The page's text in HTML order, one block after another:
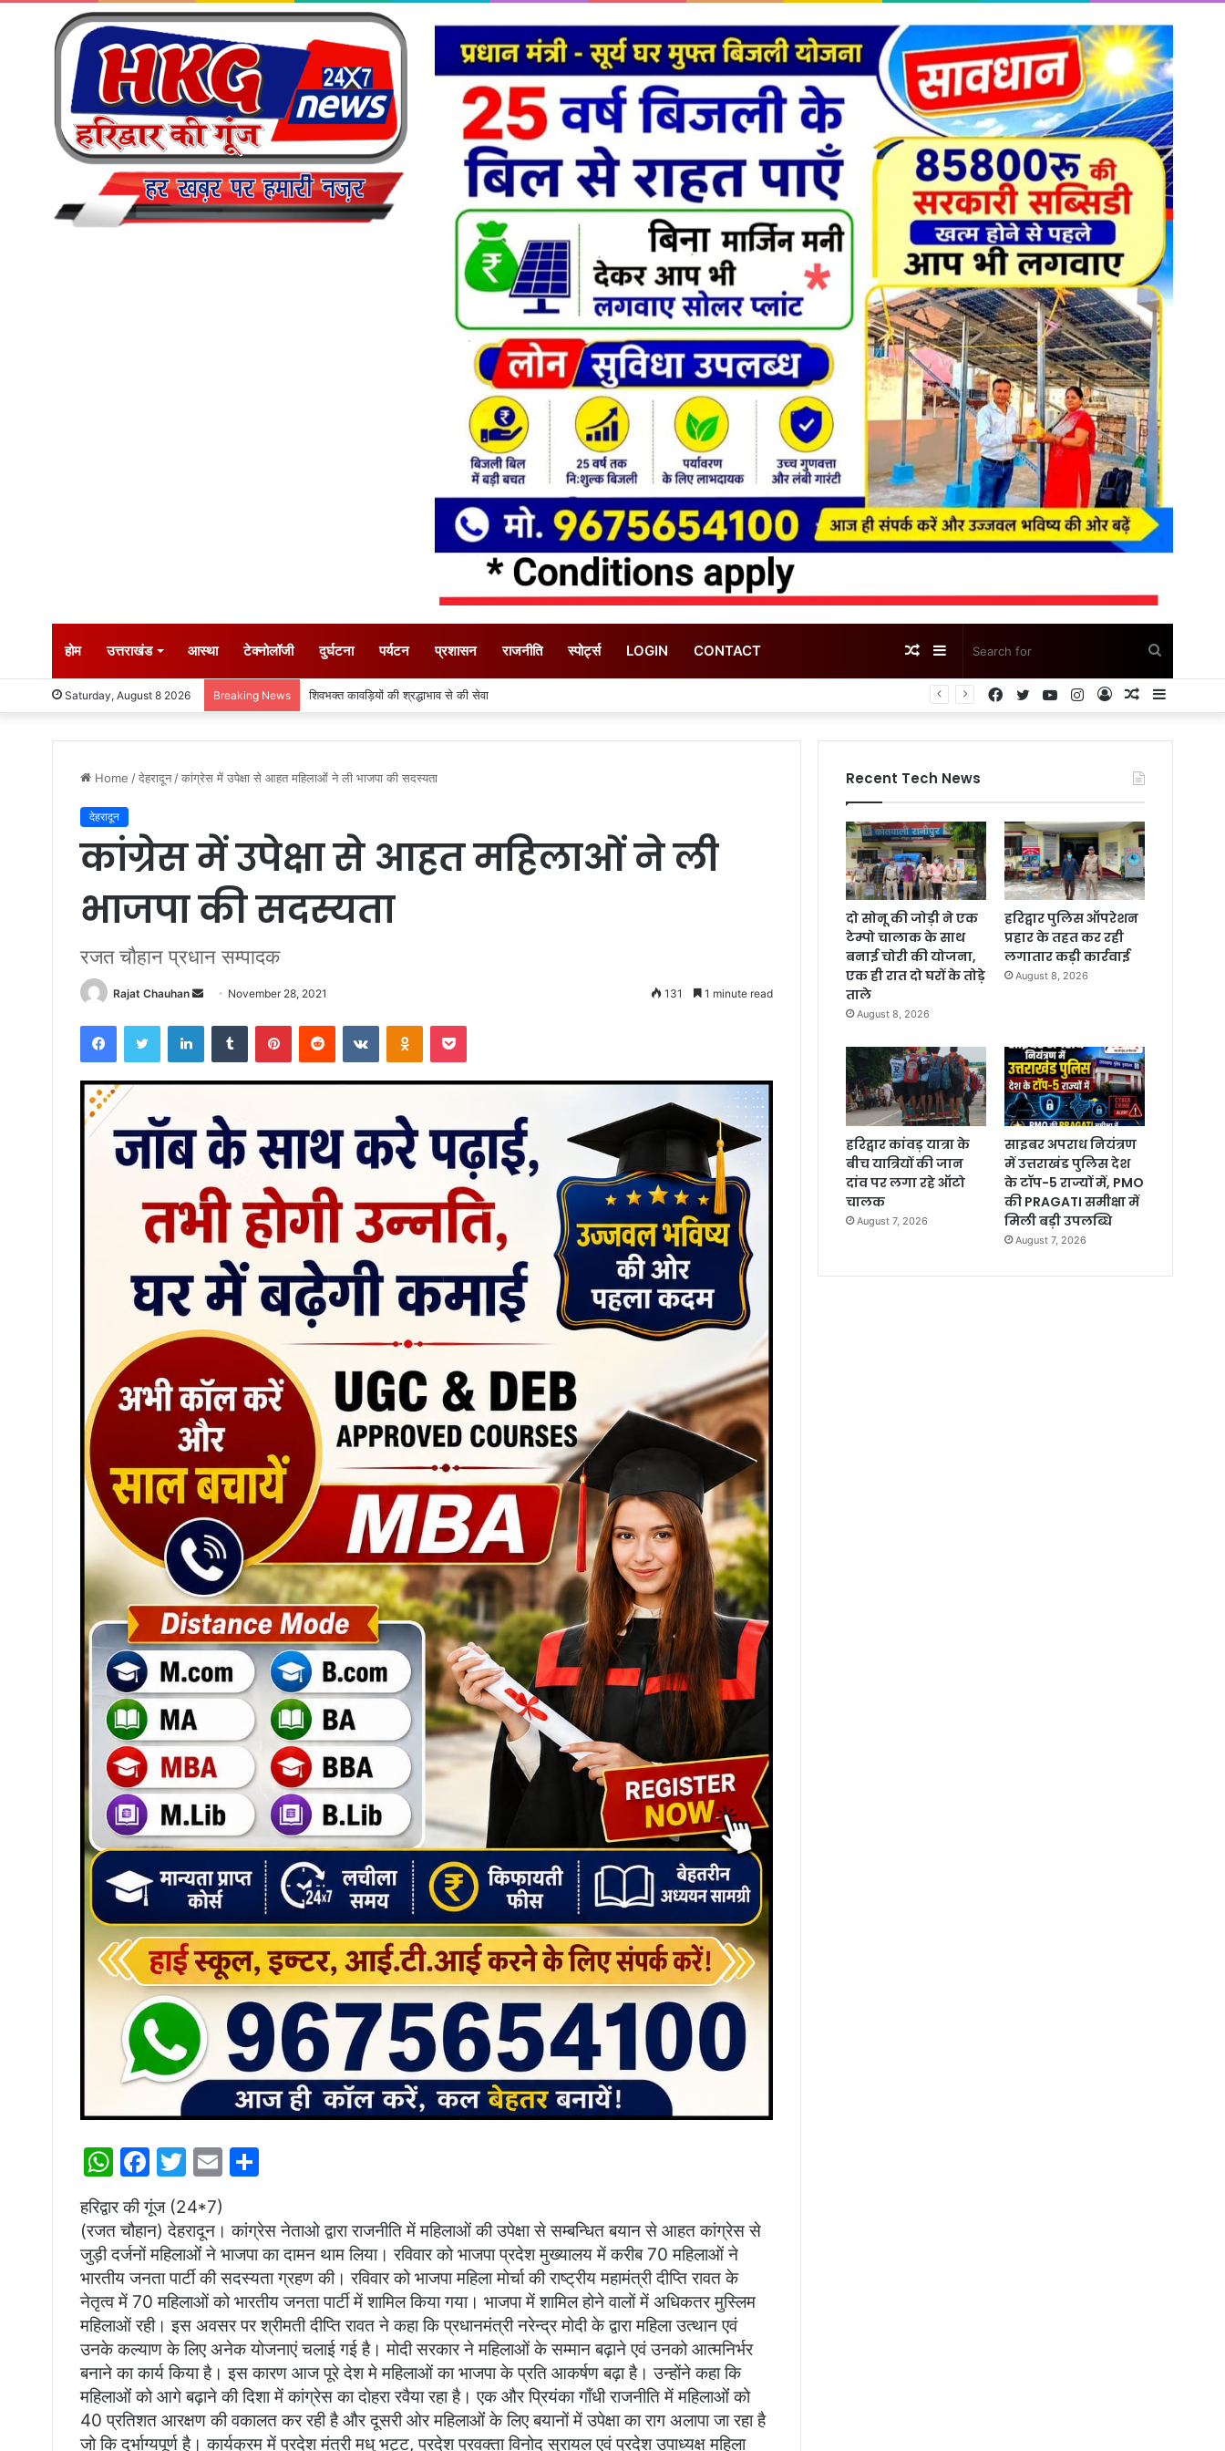
होम उत्तराखंड आस्था टेक्नोलॉजी दुर्घटना पर्यटन प्रशासन राजनीति स्पोर्ट्स LOGIN CONTACT
for
Sidebar
Random
Article
Saturday, August 8 2026 Breaking News दो सोनू की जोड़ी ने एक टेम्पो चालाक के साथ बनाई चोरी की योजना, एक ही रात दो घरों के तोड़े ताले Sidebar
Random
Log
Instagram
YouTube
Twitter
Facebook
Home /देहरादून /कांग्रेस में उपेक्षा से आहत महिलाओंं ने ली भाजपा की सदस्यता
देहरादून
कांग्रेस में उपेक्षा से आहत महिलाओंं ने ली
भाजपा की सदस्यता
रजत चौहान प्रधान सम्पादक
Rajat Chauhan
Send
email
November 28, 2021 131 1 minute read
FacebookTwitter LinkedInTumblr PinterestReddit VKontakteOdnoklassniki
Pocket
W
at
s
A
p
p
F
a
c
e
b
o
o
k
T
itt
er
E
ai
l
ar
e
हरिद्वार की गूंज (24*7)
(रजत चौहान) देहरादून। कांग्रेस नेताओ द्वारा राजनीति में महिलाओं की उपेक्षा से सम्बन्धित बयान से आहत कांग्रेस से
जुड़ी दर्जनों महिलाओंं ने भाजपा का दामन थाम लिया। रविवार को भाजपा प्रदेश मुख्यालय में करीब 70 महिलाओं ने
भारतीय जनता पार्टी की सदस्यता ग्रहण की। रविवार को भाजपा महिला मोर्चा की राष्ट्रीय महामंत्री दीप्ति रावत के
नेतृत्व में 70 महिलाओं को भारतीय जनता पार्टी में शामिल किया गया। भाजपा में शामिल होने वालों में अधिकतर मुस्लिम
महिलाओं रही। इस अवसर पर श्रीमती दीप्ति रावत ने कहा कि प्रधानमंत्री नरेन्द्र मोदी के द्वारा महिला उत्थान एवं
उनके कल्याण के लिए अनेक योजनाएं चलाई गई है। मोदी सरकार ने महिलाओं के सम्मान बढ़ाने एवं उनको आत्मनिर्भर
बनाने का कार्य किया है। इस कारण आज पूरे देश मे महिलाओं का भाजपा के प्रति आकर्षण बढ़ा है। उन्होंने कहा कि
महिलाओंं को आगे बढ़ाने की दिशा में कांग्रेस का दोहरा रवैया रहा है। एक और प्रियंका गाँधी राजनीति में महिलाओंं को
40 प्रतिशत आरक्षण की वकालत कर रही है और दूसरी ओर महिलाओंं के लिए बयानों में उपेक्षा का राग अलापा जा रहा है
जो कि दुर्भाग्यपूर्ण है। कार्यक्रम में प्रदेश मंत्री मधु भट्ट, प्रदेश प्रवक्ता विनोद सुरायल एवं प्रदेश उपाध्यक्ष महिला
Recent Tech News
दो सोनू की जोड़ी ने एक
टेम्पो चालाक के साथ
बनाई चोरी की योजना,
एक ही रात दो घरों के तोड़े
ताले
August 8, 2026
हरिद्वार पुलिस ऑपरेशन
प्रहार के तहत कर रही
लगातार कड़ी कार्रवाई
August 8, 2026
हरिद्वार कांवड़ यात्रा के
बीच यात्रियों की जान
दांव पर लगा रहे ऑटो
चालक
August 7, 2026
साइबर अपराध नियंत्रण
में उत्तराखंड पुलिस देश
के टॉप-5 राज्यों में, PMO
की PRAGATI समीक्षा में
मिली बड़ी उपलब्धि
August 7, 2026